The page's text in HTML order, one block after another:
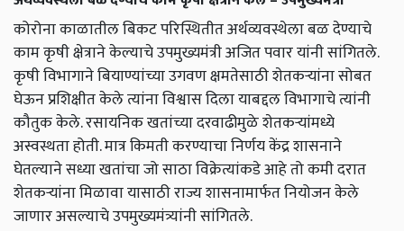
कोरोना काळातील बिकट परिस्थितीत अर्थव्यवस्थेला बळ देण्याचे
काम कृषी क्षेत्राने केल्याचे उपमुख्यमंत्री अजित पवार यांनी सांगितले.
कृषी विभागाने बियाण्यांच्या उगवण क्षमतेसाठी शेतकऱ्यांना सोबत
घेऊन प्रशिक्षीत केले त्यांना विश्वास दिला याबद्दल विभागाचे त्यांनी
कौतुक केले. रसायनिक खतांच्या दरवाढीमुळे शेतकऱ्यांमध्ये
अस्वस्थता होती. मात्र किमती करण्याचा निर्णय केंद्र शासनाने
घेतल्याने सध्या खतांचा जो साठा विक्रेत्यांकडे आहे तो कमी दरात
शेतकऱ्यांना मिळावा यासाठी राज्य शासनामार्फत नियोजन केले
जाणार असल्याचे उपमुख्यमंत्र्यांनी सांगितले.